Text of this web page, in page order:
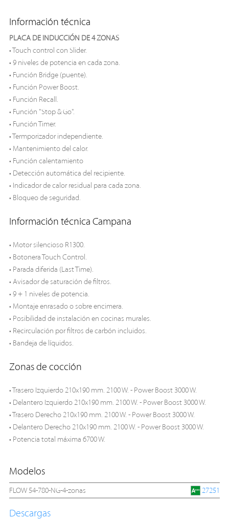
Información técnica
PLACA DE INDUCCIÓN DE 4 ZONAS
• Touch control con Slider.
• 9 niveles de potencia en cada zona.
• Función Bridge (puente).
• Función Power Boost.
• Función Recall.
• Función "Stop & Go".
• Función Timer.
• Termporizador independiente.
• Mantenimiento del calor.
• Función calentamiento
• Detección automática del recipiente.
• Indicador de calor residual para cada zona.
• Bloqueo de seguridad.
Información técnica Campana
• Motor silencioso R1300.
• Botonera Touch Control.
• Parada diferida (Last Time).
• Avisador de saturación de filtros.
• 9 + 1 niveles de potencia.
• Montaje enrasado o sobre encimera.
• Posibilidad de instalación en cocinas murales.
• Recirculación por filtros de carbón incluidos.
• Bandeja de líquidos.
Zonas de cocción
• Trasero Izquierdo 210x190 mm. 2100 W. - Power Boost 3000 W.
• Delantero Izquierdo 210x190 mm. 2100 W. - Power Boost 3000 W.
• Trasero Derecho 210x190 mm. 2100 W. - Power Boost 3000 W.
• Delantero Derecho 210x190 mm. 2100 W. - Power Boost 3000 W.
• Potencia total máxima 6700 W.
Modelos
FLOW 54-780-NG-4-zonas 27251
Descargas